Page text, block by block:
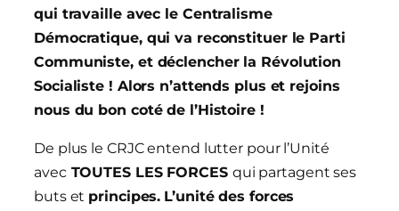
qui travaille avec le Centralisme
Démocratique, qui va reconstituer le Parti
Communiste, et déclencher la Révolution
Socialiste ! Alors n’attends plus et rejoins
nous du bon coté de l’Histoire !
De plus le CRJC entend lutter pour l’Unité
avecTOUTES LES FORCES qui partagent ses
buts et principes. L’unité des forces